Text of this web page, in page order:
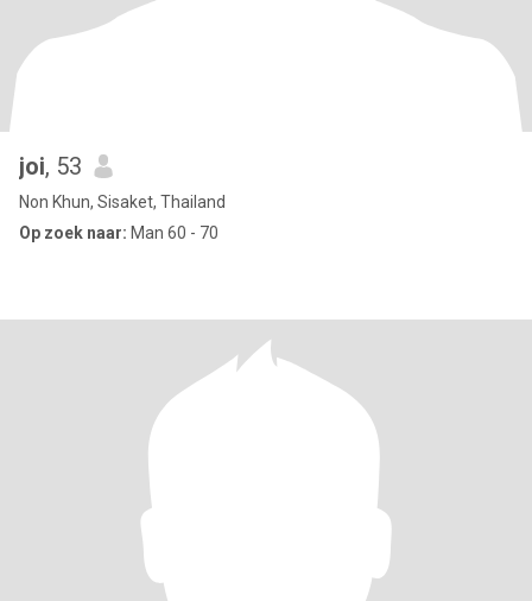
joi, 53
Non Khun, Sisaket, Thailand
Op zoek naar: Man 60 - 70